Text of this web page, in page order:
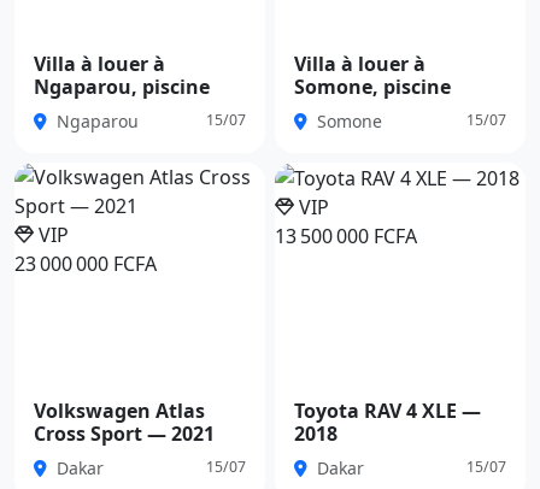
Villa à louer à
Ngaparou, piscine
Ngaparou 15/07
Villa à louer à
Somone, piscine
Somone 15/07
VIP
23 000 000 FCFA
Volkswagen Atlas
Cross Sport — 2021
Dakar 15/07
VIP
13 500 000 FCFA
Toyota RAV 4 XLE —
2018
Dakar 15/07